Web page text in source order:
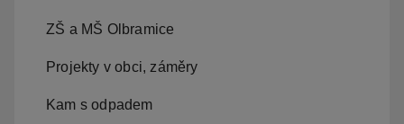
ZŠ a MŠ Olbramice
Projekty v obci, záměry
Kam s odpadem